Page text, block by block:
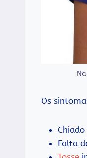
Os
Falta